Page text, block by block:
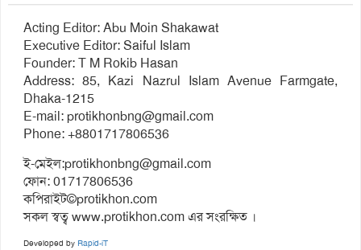
Acting Editor: Abu Moin Shakawat
Executive Editor: Saiful Islam
Founder: T M Rokib Hasan
Address: 85, Kazi Nazrul Islam Avenue Farmgate,
Dhaka-1215
E-mail:protikhonbng@gmail.com
Phone: +8801717806536
ই-মেইল:protikhonbng@gmail.com
ফোন: 01717806536
কপিরাইট©protikhon.com
সকল স্বত্ব www.protikhon.com এর সংরক্ষিত ।
Developed by Rapid-iT